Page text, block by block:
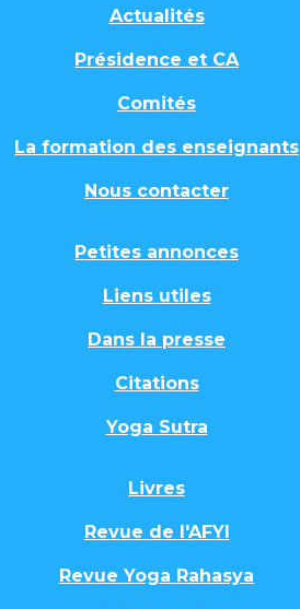
Actualités
Présidence et CA
Comités
La formation des enseignants
Nous contacter
Petites annonces
Liens utiles
Dans la presse
Citations
Yoga Sutra
Livres
Revue de l'AFYI
Revue Yoga Rahasya